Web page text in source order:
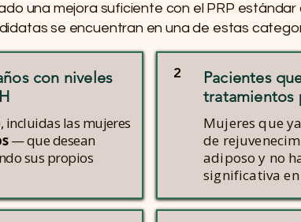
una mejora suficiente con el PRP estándar
se encuentran en una de estas
con niveles
incluidas las mujeres
— que desean
sus propios
2
Pacientes
tratamientos
Mujeres que
de
adiposo y no
significativa